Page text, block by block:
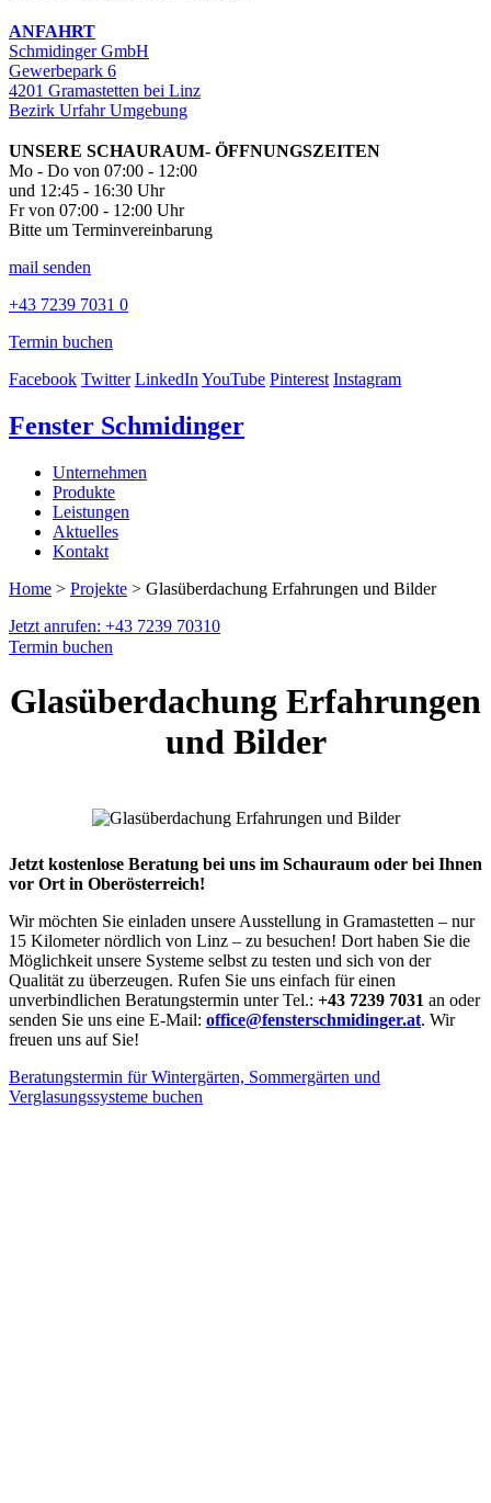
ANFAHRT
Schmidinger GmbH
Gewerbepark 6
4201 Gramastetten bei Linz
Bezirk Urfahr Umgebung
UNSERE SCHAURAUM- ÖFFNUNGSZEITEN
Mo - Do von 07:00 - 12:00
und 12:45 - 16:30 Uhr
Fr von 07:00 - 12:00 Uhr
Bitte um Terminvereinbarung
mail senden
+43 7239 7031 0
Termin buchen
Facebook Twitter LinkedInYouTube Pinterest Instagram
Fenster Schmidinger
Unternehmen
Produkte
Leistungen
Aktuelles
Kontakt
Home > Projekte > Glasüberdachung Erfahrungen und Bilder
Jetzt anrufen: +43 7239 70310
Termin buchen
Glasüberdachung Erfahrungen
und Bilder
Jetzt kostenlose Beratung bei uns im Schauraum oder bei Ihnen
vor Ort in Oberösterreich!
Wir möchten Sie einladen unsere Ausstellung in Gramastetten – nur
15 Kilometer nördlich von Linz – zu besuchen! Dort haben Sie die
Möglichkeit unsere Systeme selbst zu testen und sich von der
Qualität zu überzeugen. Rufen Sie uns einfach für einen
unverbindlichen Beratungstermin unter Tel.: +43 7239 7031 an oder
senden Sie uns eine E-Mail: office@fensterschmidinger.at. Wir
freuen uns auf Sie!
Beratungstermin für Wintergärten, Sommergärten und
Verglasungssysteme buchen